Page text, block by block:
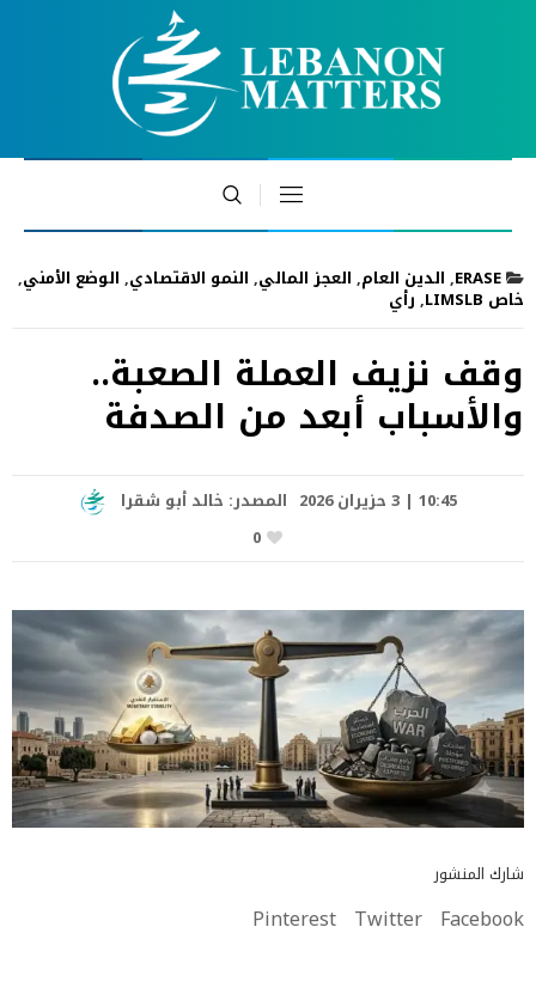
ERASE
, الدين العام, العجز المالي, النمو الاقتصادي, الوضع الأمني,
خاص LIMSLB , رأي
وقف نزيف العملة الصعبة..
والأسباب أبعد من الصدفة
10:45 | 3 حزيران 2026 المصدر: خالد أبو شقرا
0
شارك المنشور
Facebook
Twitter
Pinterest